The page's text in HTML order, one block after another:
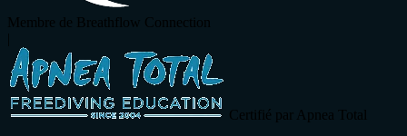
Membre de Breathflow Connection
Certifié par Apnea Total